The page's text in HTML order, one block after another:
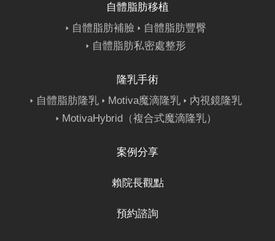
自體脂肪移植
自體脂肪補臉
自體脂肪豐臀
自體脂肪私密處整形
隆乳手術
自體脂肪隆乳
Motiva魔滴隆乳
內視鏡隆乳
MotivaHybrid（複合式魔滴隆乳）
案例分享
賴院長觀點
預約諮詢